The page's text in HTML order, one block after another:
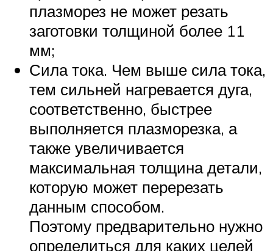
плазморез не может резать
заготовки толщиной более 11
мм;
Сила тока. Чем выше сила тока,
тем сильней нагревается дуга,
соответственно, быстрее
выполняется плазморезка, а
также увеличивается
максимальная толщина детали,
которую может перерезать
данным способом.
Поэтому предварительно нужно
определиться для каких целей